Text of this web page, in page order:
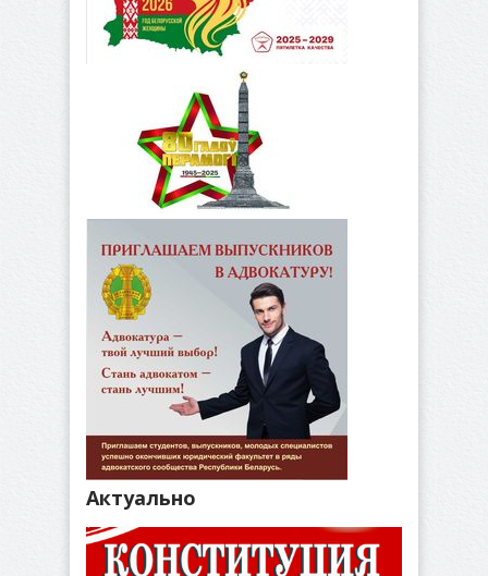
Актуально